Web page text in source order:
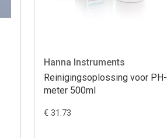
Hanna Instruments
Reinigingsoplossing voor PH-
meter 500ml
€ 31.73